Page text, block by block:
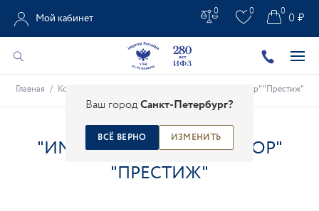
Ваш городСанкт-Петербург?
ВСЁ ВЕРНО ИЗМЕНИТЬ
Мой кабинет
0 0 0 ₽
0
Главная / Контакты "Императорский фарфор" "Престиж"
"ИМПЕРАТОРСКИЙ ФАРФОР"
"ПРЕСТИЖ"